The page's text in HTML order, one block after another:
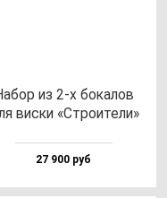
из 2-х бо­ка­лов
вис­ки «Стро­ите­ли»
27 900 руб